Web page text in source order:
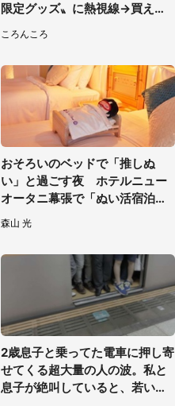
限定グッズ〟に熱視線→買える
ころんころ
おそろいのベッドで「推しぬ
い」と過ごす夜 ホテルニュー
オータニ幕張で「ぬい活宿泊プ
ラン」開始【8／8～3／31】
森山 光
2歳息子と乗ってた電車に押し寄
せてくる超大量の人の波。私と
息子が絶叫していると、若いカ